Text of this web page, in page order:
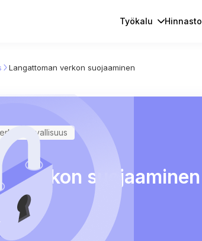
Työkalu Hinnasto
Langattoman verkon suojaaminen
turvallisuus
verkon suojaaminen